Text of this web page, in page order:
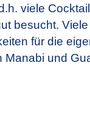
viele
besucht.
für die
und